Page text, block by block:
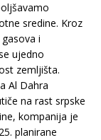
sredine. Kroz
i
ujedno
zemljišta.
Al Dahra
na rast srpske
kompanija je
planirane